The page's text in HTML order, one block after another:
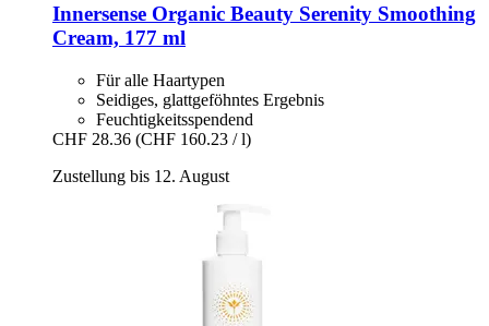
Innersense Organic Beauty Serenity Smoothing
Cream, 177 ml
Für alle Haartypen
Seidiges, glattgeföhntes Ergebnis
Feuchtigkeitsspendend
CHF 28.36 (CHF 160.23 / l)
Zustellung bis 12. August